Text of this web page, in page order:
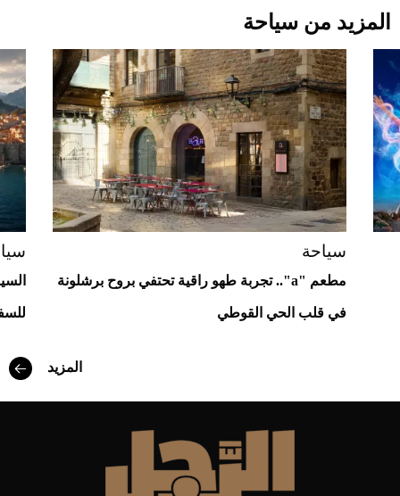
Aston Martin Valiant: على هوى الأبطال
المزيد من سياحة
سياحة
مطعم "a".. تجربة طهو راقية تحتفي بروح برشلونة
في قلب الحي القوطي
المزيد